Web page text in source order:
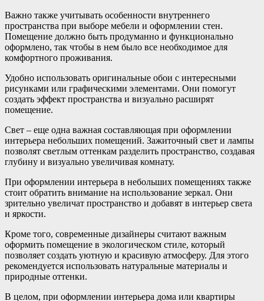
Важно также учитывать особенности внутреннего
пространства при выборе мебели и оформлении стен.
Помещение должно быть продуманно и функционально
оформлено, так чтобы в нем было все необходимое для
комфортного проживания.
Удобно использовать оригинальные обои с интересными
рисунками или графическими элементами. Они помогут
создать эффект пространства и визуально расширят
помещение.
Свет – еще одна важная составляющая при оформлении
интерьера небольших помещений. Зажиточный свет и лампы
позволят светлым оттенкам разделить пространство, создавая
глубину и визуально увеличивая комнату.
При оформлении интерьера в небольших помещениях также
стоит обратить внимание на использование зеркал. Они
зрительно увеличат пространство и добавят в интерьер света
и яркости.
Кроме того, современные дизайнеры считают важным
оформить помещение в экологическом стиле, который
позволяет создать уютную и красивую атмосферу. Для этого
рекомендуется использовать натуральные материалы и
природные оттенки.
В целом, при оформлении интерьера дома или квартиры